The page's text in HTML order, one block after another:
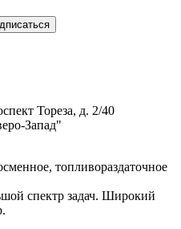
Тореза, д. 2/40
Запад"
топливораздаточное
спектр задач. Широкий